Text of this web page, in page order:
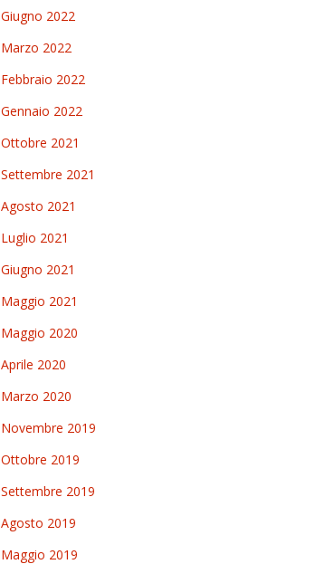
Giugno 2022
Marzo 2022
Febbraio 2022
Gennaio 2022
Ottobre 2021
Settembre 2021
Agosto 2021
Luglio 2021
Giugno 2021
Maggio 2021
Maggio 2020
Aprile 2020
Marzo 2020
Novembre 2019
Ottobre 2019
Settembre 2019
Agosto 2019
Maggio 2019